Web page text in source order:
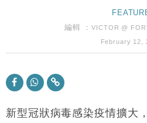
國際｜特朗普料美伊戰
財經｜SA售股自救後再
司
18:31
47仙
及消費表現
編輯 ：VICTOR @
February 12,
新型冠狀病毒感染疫情擴大